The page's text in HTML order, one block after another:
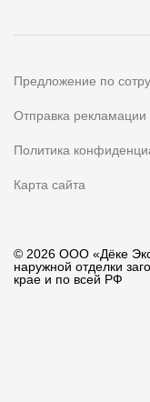
Предложение по
Отправка рекламации
Политика
Карта сайта
© 2026 ООО «Дёке
наружной отделки
крае и по всей РФ